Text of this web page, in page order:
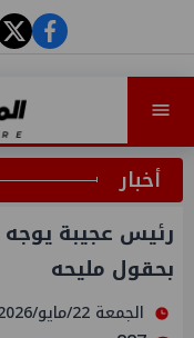
أخبار
رئيس عجيبة يوجه
بحقول مليحه
الجمعة 22/مايو/2026 - 10:38 م